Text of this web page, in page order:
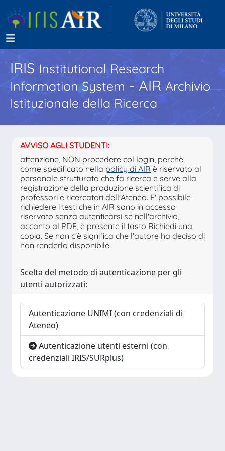
IRISInstitutional Research
Information System - AIR Archivio
Istituzionale della Ricerca
AVVISO AGLI STUDENTI:
attenzione, NON procedere col login, perchè
come specificato nella policy di AIR è riservato al
personale strutturato che fa ricerca e serve alla
registrazione della produzione scientifica di
professori e ricercatori dell'Ateneo. E' possibile
richiedere i testi che in AIR sono in accesso
riservato senza autenticarsi se nell'archivio,
accanto al PDF, è presente il tasto Richiedi una
copia. Se non c'è significa che l'autore ha deciso di
non renderlo disponibile.
Scelta del metodo di autenticazione per gli
utenti autorizzati:
Autenticazione UNIMI (con credenziali di
Ateneo)
Autenticazione utenti esterni (con
credenziali IRIS/SURplus)